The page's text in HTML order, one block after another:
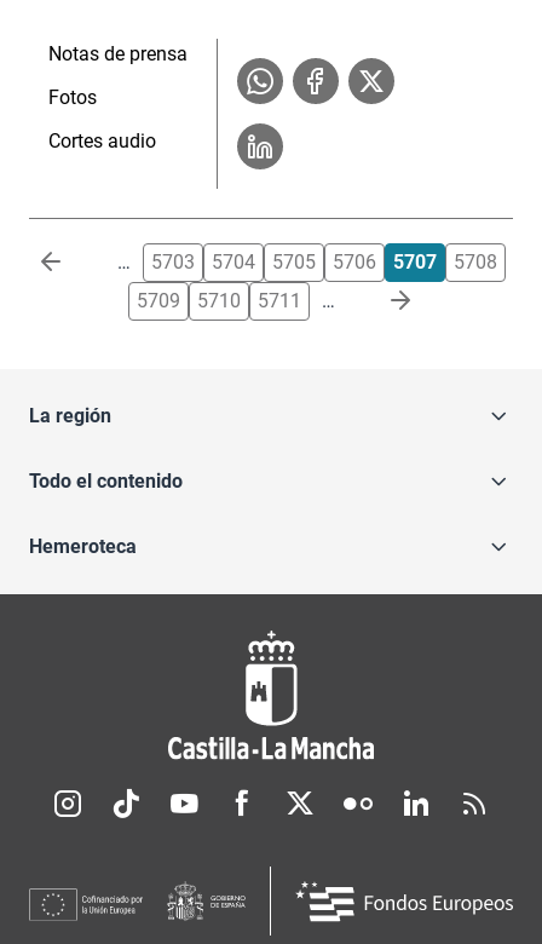
Notas de prensa
Fotos
Cortes audio
Paginación … 5703 5704 5705 5706 5707
5708
5709
5710 5711 …
La región
Todo el contenido
Hemeroteca
Redes sociales JCCM